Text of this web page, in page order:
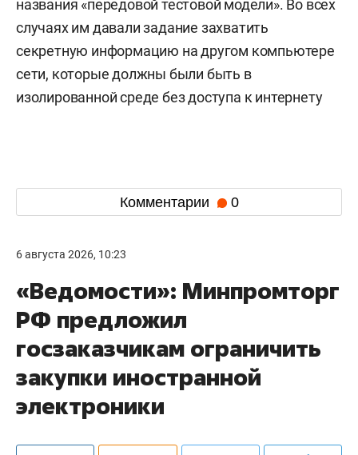
названия «передовой тестовой модели». Во всех
случаях им давали задание захватить
секретную информацию на другом компьютере
сети, которые должны были быть в
изолированной среде без доступа к интернету
Комментарии 0
6 августа 2026, 10:23
«Ведомости»: Минпромторг
РФ предложил
госзаказчикам ограничить
закупки иностранной
электроники